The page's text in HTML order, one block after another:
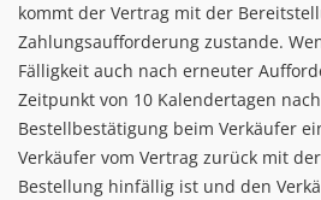
kommt der Vertrag mit der
Zahlungsaufforderung zustande.
Fälligkeit auch nach erneuter
Zeitpunkt von 10 Kalendertagen
Bestellbestätigung beim Verkäufer
Verkäufer vom Vertrag zurück mit
Bestellung hinfällig ist und den